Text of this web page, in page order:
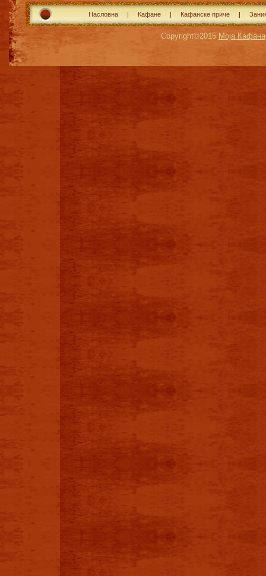
Насловна Кафане Кафанске приче
Copyright©2015 Моја Кафана